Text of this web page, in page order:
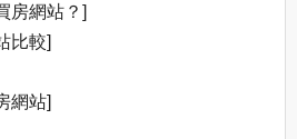
房網站？]
比較]
網站]